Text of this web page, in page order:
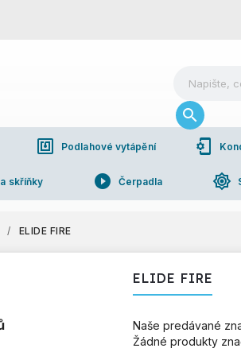
nfc Podlahové vytápění phonelink_setup
skříňky play_circle_filled Čerpadla brightness_high
/ ELIDE FIRE
ELIDE FIRE
Naše predávané
Žádné produkty